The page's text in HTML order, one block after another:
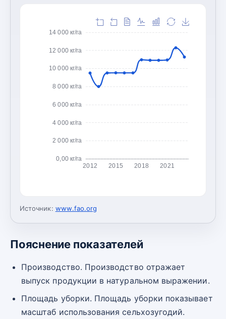
0,00 кг/га
2 000 кг/га
4 000 кг/га
6 000 кг/га
8 000 кг/га
10 000 кг/га
12 000 кг/га
14 000 кг/га
2012 2015 2018 2021
Источник: www.fao.org
Пояснение показателей
Производство. Производство отражает
выпуск продукции в натуральном выражении.
Площадь уборки. Площадь уборки показывает
масштаб использования сельхозугодий.